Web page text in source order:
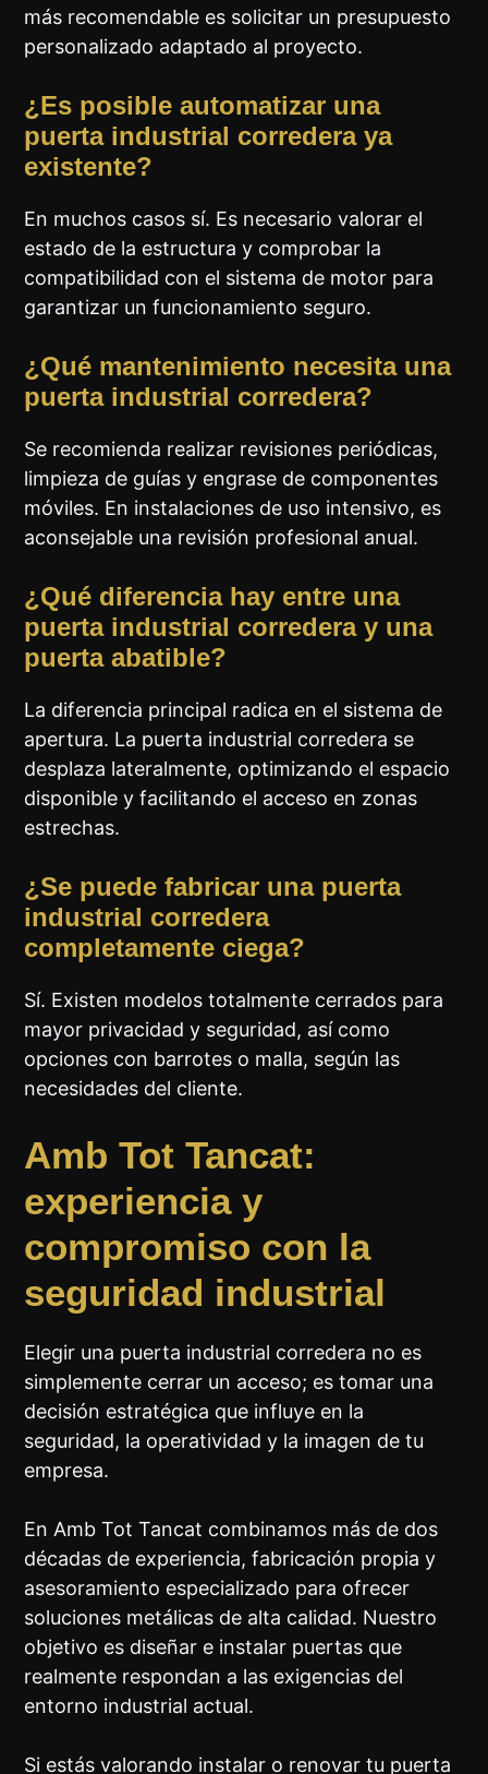
más recomendable es solicitar un presupuesto
personalizado adaptado al proyecto.
¿Es posible automatizar una
puerta industrial corredera ya
existente?
En muchos casos sí. Es necesario valorar el
estado de la estructura y comprobar la
compatibilidad con el sistema de motor para
garantizar un funcionamiento seguro.
¿Qué mantenimiento necesita una
puerta industrial corredera?
Se recomienda realizar revisiones periódicas,
limpieza de guías y engrase de componentes
móviles. En instalaciones de uso intensivo, es
aconsejable una revisión profesional anual.
¿Qué diferencia hay entre una
puerta industrial corredera y una
puerta abatible?
La diferencia principal radica en el sistema de
apertura. La puerta industrial corredera se
desplaza lateralmente, optimizando el espacio
disponible y facilitando el acceso en zonas
estrechas.
¿Se puede fabricar una puerta
industrial corredera
completamente ciega?
Sí. Existen modelos totalmente cerrados para
mayor privacidad y seguridad, así como
opciones con barrotes o malla, según las
necesidades del cliente.
Amb Tot Tancat:
experiencia y
compromiso con la
seguridad industrial
Elegir una puerta industrial corredera no es
simplemente cerrar un acceso; es tomar una
decisión estratégica que influye en la
seguridad, la operatividad y la imagen de tu
empresa.
En Amb Tot Tancat combinamos más de dos
décadas de experiencia, fabricación propia y
asesoramiento especializado para ofrecer
soluciones metálicas de alta calidad. Nuestro
objetivo es diseñar e instalar puertas que
realmente respondan a las exigencias del
entorno industrial actual.
Si estás valorando instalar o renovar tu puerta